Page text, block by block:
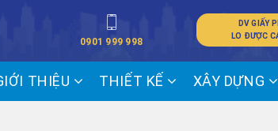
0901 999 998
DV GIẤY
LO ĐƯỢC
THIỆU THIẾT KẾ XÂY DỰNG